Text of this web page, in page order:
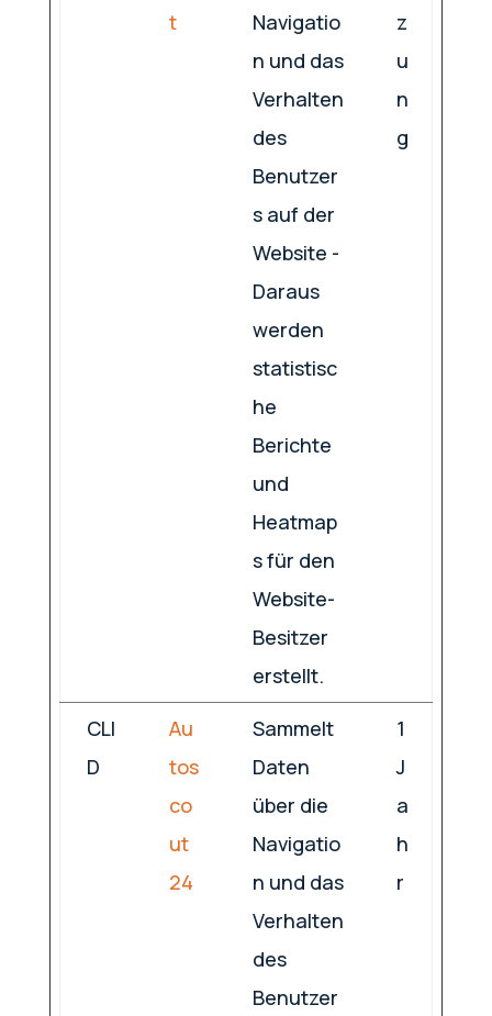
t
Navigatio
n und das
Verhalten
des
Benutzer
s auf der
Website -
Daraus
werden
statistisc
he
Berichte
und
Heatmap
s für den
Website-
Besitzer
erstellt.
z
u
n
g
CLI
D
Au
tos
co
ut
24
Sammelt
Daten
über die
Navigatio
n und das
Verhalten
des
Benutzer
1
J
a
h
r